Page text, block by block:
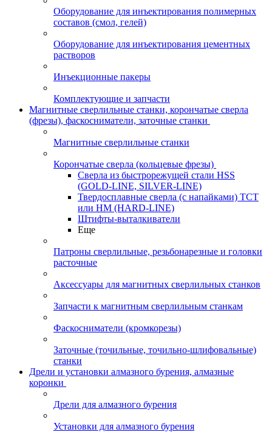
Оборудование для инъектирования полимерных
составов (смол, гелей)
Оборудование для инъектирования цементных
растворов
Инъекционные пакеры
Комплектующие и запчасти
Магнитные сверлильные станки, корончатые сверла
(фрезы), фаскосниматели, заточные станки
Магнитные сверлильные станки
Корончатые сверла (кольцевые фрезы)
Сверла из быстрорежущей стали HSS
(GOLD-LINE, SILVER-LINE)
Твердосплавные сверла (с напайками) ТСТ
или HM (HARD-LINE)
Штифты-выталкиватели
Еще
Патроны сверлильные, резьбонарезные и головки
расточные
Аксессуары для магнитных сверлильных станков
Запчасти к магнитным сверлильным станкам
Фаскосниматели (кромкорезы)
Заточные (точильные, точильно-шлифовальные)
станки
Дрели и установки алмазного бурения, алмазные
коронки
Дрели для алмазного бурения
Установки для алмазного бурения